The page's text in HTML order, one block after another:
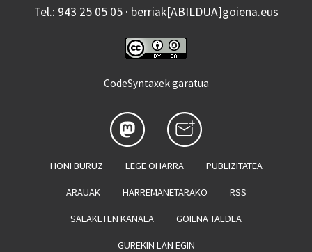
Tel.: 943 25 05 05 · berriak[ABILDUA]goiena.eus
CodeSyntaxek garatua
HONI BURUZ LEGE OHARRA PUBLIZITATEA
ARAUAK HARREMANETARAKO RSS
SALAKETEN KANALA GOIENA TALDEA
GUREKIN LAN EGIN